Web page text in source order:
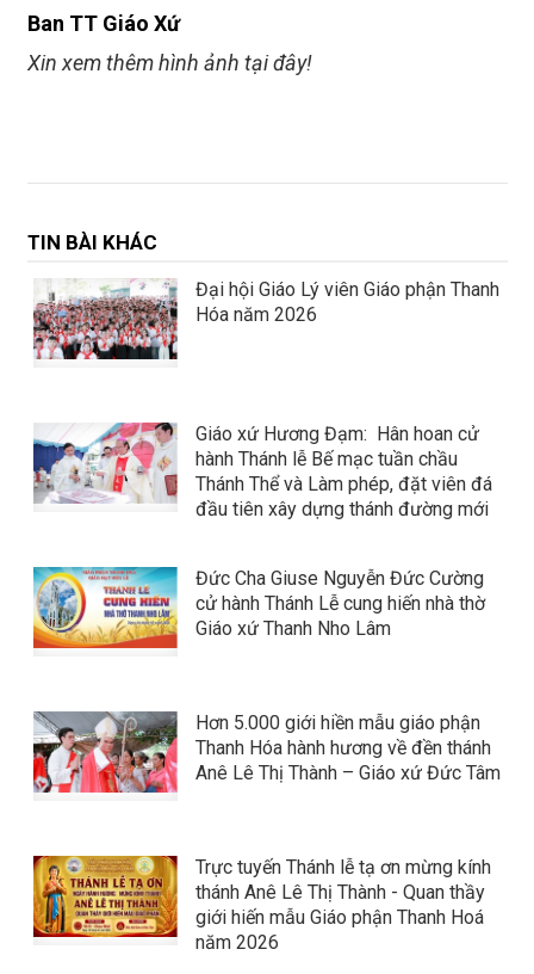
Ban TT Giáo Xứ
Xin xem thêm hình ảnh tại đây!
TIN BÀI KHÁC
Đại hội Giáo Lý viên Giáo phận Thanh
Hóa năm 2026
Giáo xứ Hương Đạm: Hân hoan cử
hành Thánh lễ Bế mạc tuần chầu
Thánh Thể và Làm phép, đặt viên đá
đầu tiên xây dựng thánh đường mới
Đức Cha Giuse Nguyễn Đức Cường
cử hành Thánh Lễ cung hiến nhà thờ
Giáo xứ Thanh Nho Lâm
Hơn 5.000 giới hiền mẫu giáo phận
Thanh Hóa hành hương về đền thánh
Anê Lê Thị Thành – Giáo xứ Đức Tâm
Trực tuyến Thánh lễ tạ ơn mừng kính
thánh Anê Lê Thị Thành - Quan thầy
giới hiến mẫu Giáo phận Thanh Hoá
năm 2026